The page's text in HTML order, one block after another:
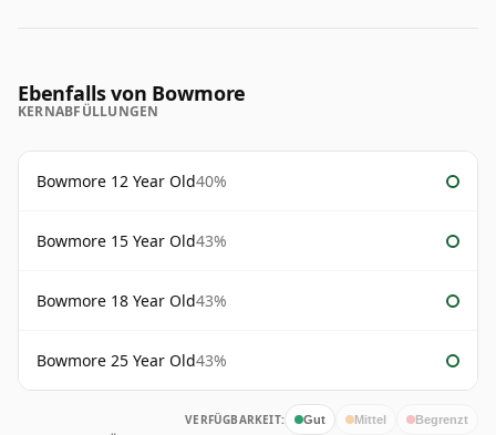
Ebenfalls von Bowmore
KERNABFÜLLUNGEN
Bowmore 12 Year Old40%
Bowmore 15 Year Old43%
Bowmore 18 Year Old43%
Bowmore 25 Year Old43%
VERFÜGBARKEIT: Gut Mittel Begrenzt